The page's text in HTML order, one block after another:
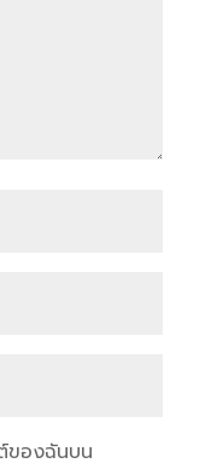
ของฉันบน